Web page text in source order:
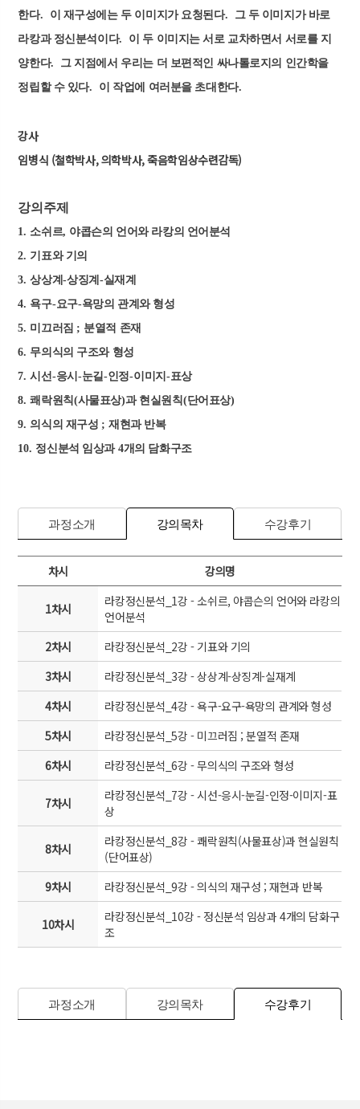
한다. 이 재구성에는 두 이미지가 요청된다. 그 두 이미지가 바로
라캉과 정신분석이다. 이 두 이미지는 서로 교차하면서 서로를 지
양한다. 그 지점에서 우리는 더 보편적인 싸나톨로지의 인간학을
정립할 수 있다. 이 작업에 여러분을 초대한다.
강사
임병식 (철학박사, 의학박사, 죽음학임상수련감독)
강의주제
1. 소쉬르, 야콥슨의 언어와 라캉의 언어분석
2. 기표와 기의
3.상상계-상징계 -실재계
4. 욕구-요구-욕망의 관계와 형성
5. 미끄러짐 ; 분열적 존재
6. 무의식의 구조와 형성
7.시선-응시 -눈길-인정-이미지 -표상
8.쾌락원칙 (사물표상)과 현실원칙 (단어표상)
9. 의식의 재구성 ;재현과 반복
10. 정신분석 임상과 4개의 담화구조
과정소개 강의목차 수강후기
차시 강의명
1차시
라캉정신분석_1강 - 소쉬르, 야콥슨의 언어와 라캉의
언어분석
2차시
라캉정신분석_2강 - 기표와 기의
3차시
라캉정신분석_3강 - 상상계-상징계-실재계
4차시
라캉정신분석_4강 - 욕구-요구-욕망의 관계와 형성
5차시
라캉정신분석_5강 - 미끄러짐 ; 분열적 존재
6차시
라캉정신분석_6강 - 무의식의 구조와 형성
7차시
라캉정신분석_7강 - 시선-응시-눈길-인정-이미지-표
상
8차시
라캉정신분석_8강 - 쾌락원칙(사물표상)과 현실원칙
(단어표상)
9차시
라캉정신분석_9강 - 의식의 재구성 ; 재현과 반복
10차시
라캉정신분석_10강 - 정신분석 임상과 4개의 담화구
조
과정소개 강의목차 수강후기